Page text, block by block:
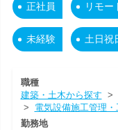
正社員 リモー
未経験 土日祝
職種
建築・土木から探す >
> 電気設備施工管理
勤務地